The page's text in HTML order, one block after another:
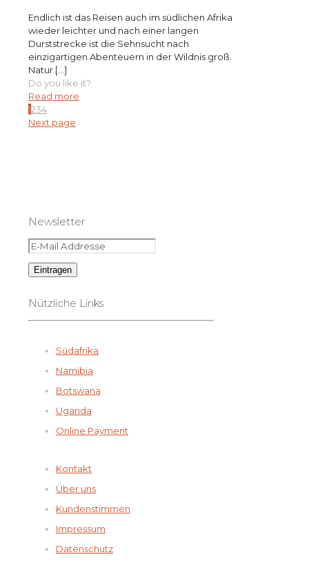
Endlich ist das Reisen auch im südlichen Afrika
wieder leichter und nach einer langen
Durststrecke ist die Sehnsucht nach
einzigartigen Abenteuern in der Wildnis groß.
Natur […]
Do you like it?
Read more
1234
Next page
Newsletter
Nützliche Links
Südafrika
Namibia
Botswana
Uganda
Online Payment
Kontakt
Über uns
Kundenstimmen
Impressum
Datenschutz